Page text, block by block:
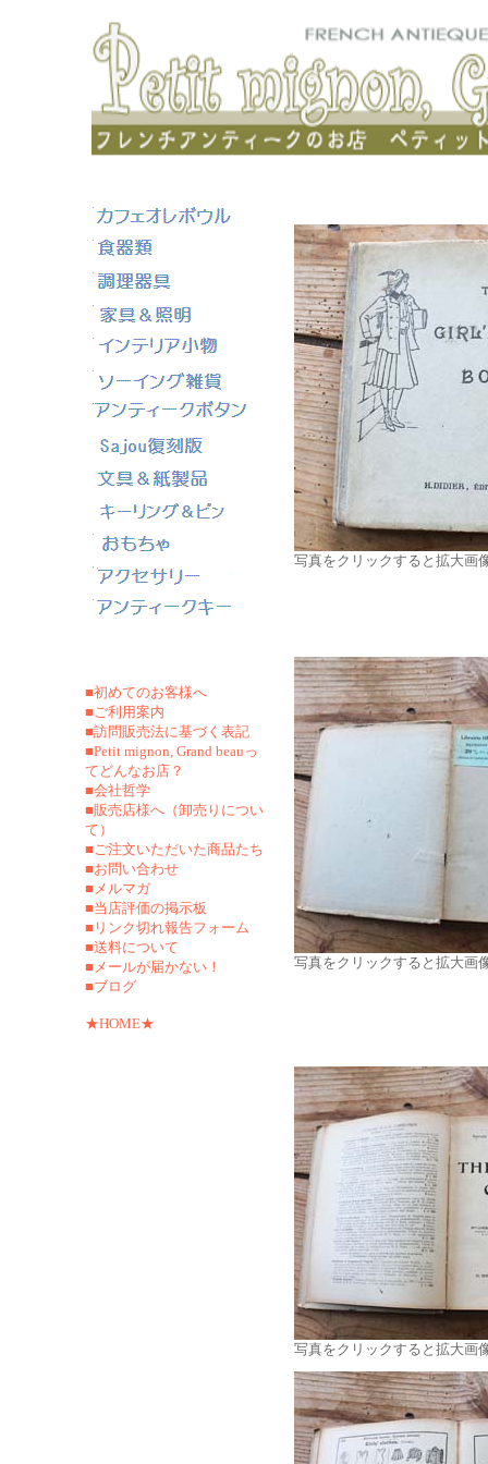
■初めてのお客様へ
■ご利用案内
■訪問販売法に基づく表記
■Petit mignon, Grand beauっ
てどんなお店？
■会社哲学
■販売店様へ（卸売りについ
て）
■ご注文いただいた商品たち
■お問い合わせ
■メルマガ
■当店評価の掲示板
■リンク切れ報告フォーム
■送料について
■メールが届かない！
■ブログ
★HOME★
写真をクリックすると拡大画
写真をクリックすると拡大画
写真をクリックすると拡大画